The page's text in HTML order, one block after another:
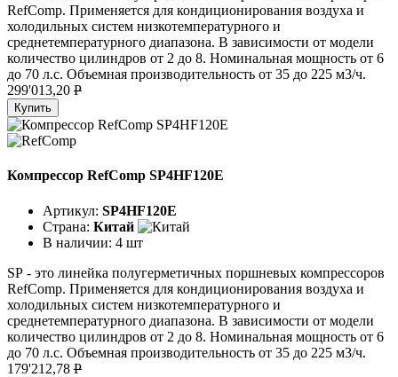
RefComp. Применяется для кондиционирования воздуха и
холодильных систем низкотемпературного и
среднетемпературного диапазона. В зависимости от модели
количество цилиндров от 2 до 8. Номинальная мощность от 6
до 70 л.с. Объемная производительность от 35 до 225 м3/ч.
299'013,20 P
Купить
Компрессор RefComp SP4HF120E
Артикул: SP4HF120E
Страна: Китай
В наличии: 4 шт
SР - это линейка полугерметичных поршневых компрессоров
RefComp. Применяется для кондиционирования воздуха и
холодильных систем низкотемпературного и
среднетемпературного диапазона. В зависимости от модели
количество цилиндров от 2 до 8. Номинальная мощность от 6
до 70 л.с. Объемная производительность от 35 до 225 м3/ч.
179'212,78 P